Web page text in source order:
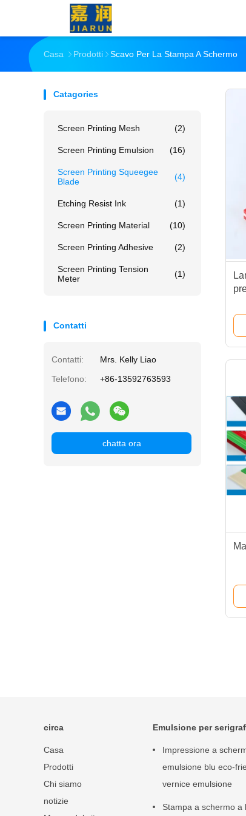
Casa Prodotti Scavo Per La Stampa A Schermo
Catagories
Screen Printing Mesh (2)
Screen Printing Emulsion (16)
Screen Printing Squeegee
Blade
(4)
Etching Resist Ink (1)
Screen Printing Material (10)
Screen Printing Adhesive (2)
Screen Printing Tension
Meter
(1)
Contatti
Contatti:
Mrs. Kelly Liao
Telefono:
+86-13592763593
chatta ora
circa
Casa
Prodotti
Chi siamo
notizie
Emulsione per
Impressione a
emulsione blu eco-
vernice emulsione
Stampa a schermo a